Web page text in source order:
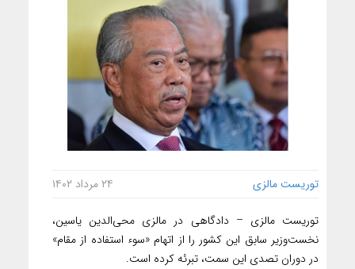
توریست مالزی ۲۴ مرداد ۱۴۰۲
توریست مالزی – دادگاهی در مالزی محی‌الدین یاسین،
نخست‌وزیر سابق این کشور را از اتهام «سوء استفاده از مقام»
در دوران تصدی این سمت، تبرئه کرده است.